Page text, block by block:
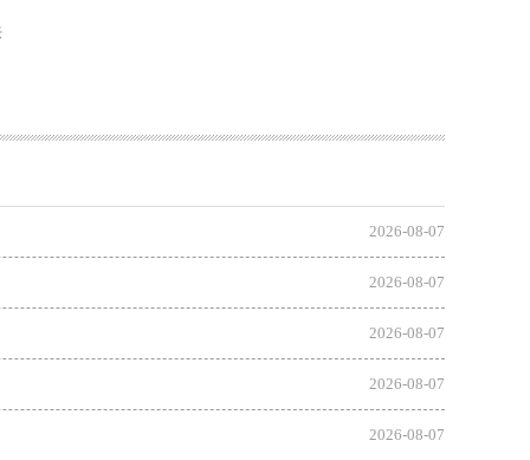
2026-08-07
2026-08-07
2026-08-07
2026-08-07
2026-08-07